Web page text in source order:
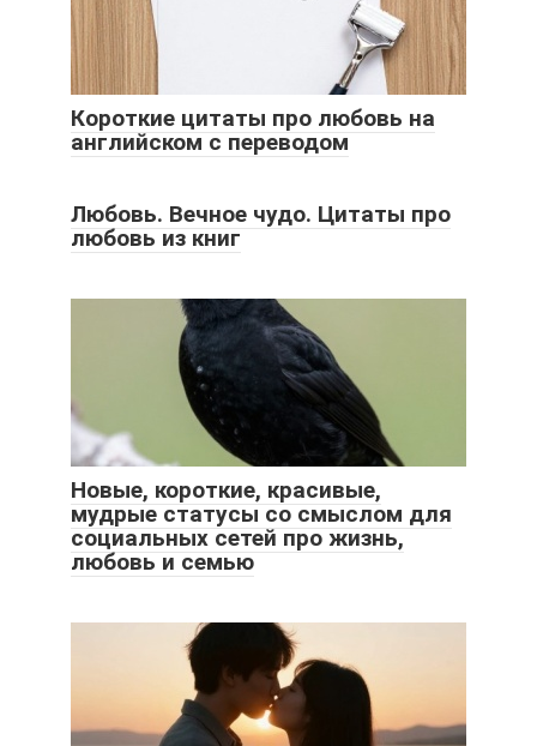
Короткие цитаты про любовь на
английском с переводом
Любовь. Вечное чудо. Цитаты про
любовь из книг
Новые, короткие, красивые,
мудрые статусы со смыслом для
социальных сетей про жизнь,
любовь и семью